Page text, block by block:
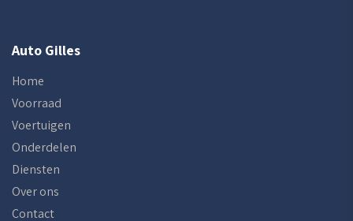
Auto Gilles
Home
Voorraad
Voertuigen
Onderdelen
Diensten
Over ons
Contact